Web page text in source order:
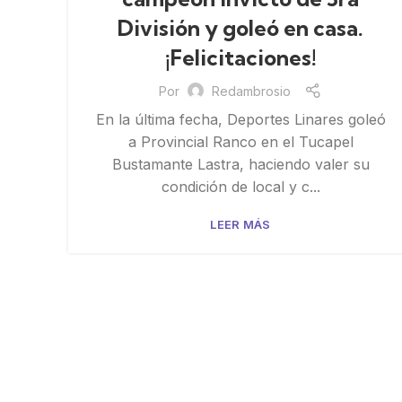
División y goleó en casa.
¡Felicitaciones!
Por Redambrosio
En la última fecha, Deportes Linares goleó
a Provincial Ranco en el Tucapel
Bustamante Lastra, haciendo valer su
condición de local y c...
LEER MÁS